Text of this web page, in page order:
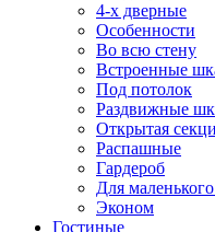
4-х дверные
Особенности
Во всю стену
Встроенные
Под потолок
Раздвижные
Открытая
Распашные
Гардероб
Для
Эконом
Гостиные